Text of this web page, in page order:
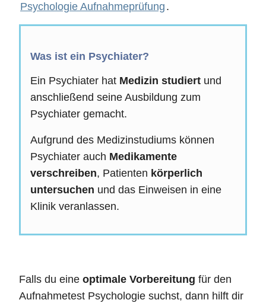
Psychologie Aufnahmeprüfung .
Was ist ein Psychiater?
Ein Psychiater hat Medizin studiert und
anschließend seine Ausbildung zum
Psychiater gemacht.
Aufgrund des Medizinstudiums können
Psychiater auch Medikamente
verschreiben, Patienten körperlich
untersuchen und das Einweisen in eine
Klinik veranlassen.
Falls du eine optimale Vorbereitung für den
Aufnahmetest Psychologie suchst, dann hilft dir